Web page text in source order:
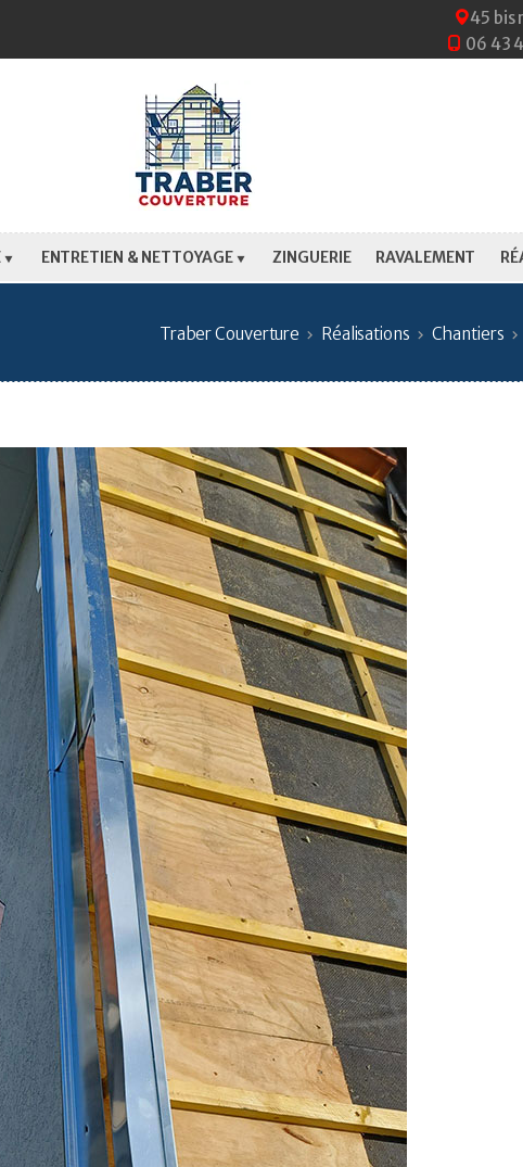
45 bis
06 43
ENTRETIEN & NETTOYAGE ZINGUERIE RAVALEMENT
Traber Couverture Réalisations Chantiers